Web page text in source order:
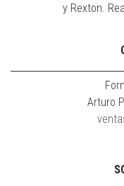
y Rexton.
Arturo